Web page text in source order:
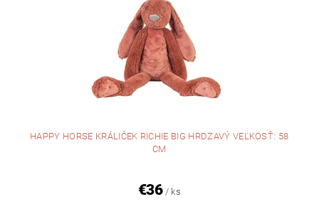
HAPPY HORSE KRÁLIČEK RICHIE BIG HRDZAVÝ VEĽKOSŤ: 58
CM
€36 / ks